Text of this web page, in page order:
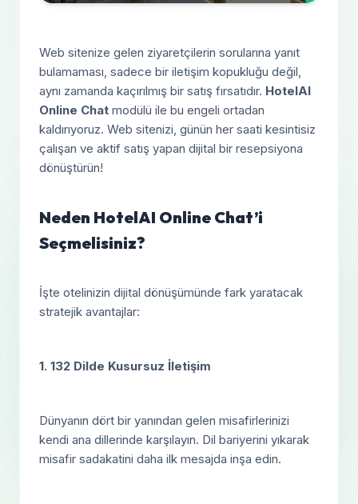
Web sitenize gelen ziyaretçilerin sorularına yanıt
bulamaması, sadece bir iletişim kopukluğu değil,
aynı zamanda kaçırılmış bir satış fırsatıdır. HotelAI
Online Chat modülü ile bu engeli ortadan
kaldırıyoruz. Web sitenizi, günün her saati kesintisiz
çalışan ve aktif satış yapan dijital bir resepsiyona
dönüştürün!
Neden HotelAI Online Chat’i
Seçmelisiniz?
İşte otelinizin dijital dönüşümünde fark yaratacak
stratejik avantajlar:
1. 132 Dilde Kusursuz İletişim
Dünyanın dört bir yanından gelen misafirlerinizi
kendi ana dillerinde karşılayın. Dil bariyerini yıkarak
misafir sadakatini daha ilk mesajda inşa edin.